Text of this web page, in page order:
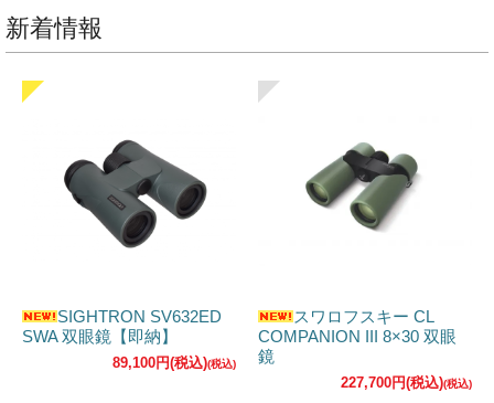
新着情報
SIGHTRON SV632ED
SWA 双眼鏡【即納】
89,100円(税込)
スワロフスキー CL
COMPANION III 8×30 双眼
鏡
227,700円(税込)